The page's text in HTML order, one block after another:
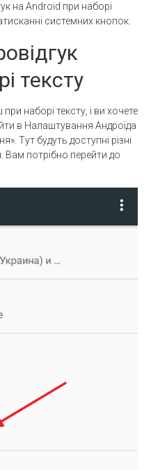
на Android при наборі
системних кнопок.
тексту
наборі тексту, і ви хочете
в Налаштування Андроїда
Тут будуть доступні різні
Вам потрібно перейти до